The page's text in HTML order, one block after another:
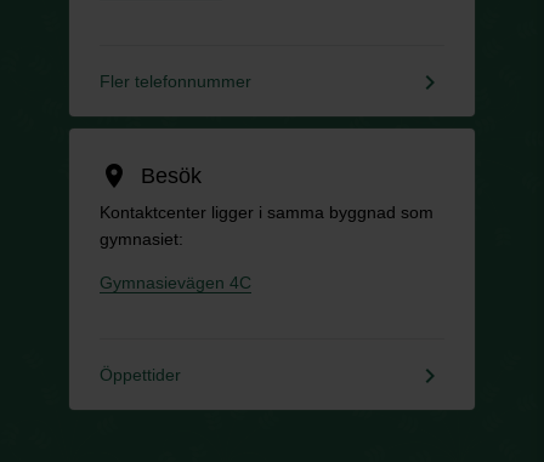
Fler telefonnummer keyboard_arrow_right
location_on Besök
Kontaktcenter ligger i samma byggnad som
gymnasiet:
Gymnasievägen 4C
Öppettider keyboard_arrow_right